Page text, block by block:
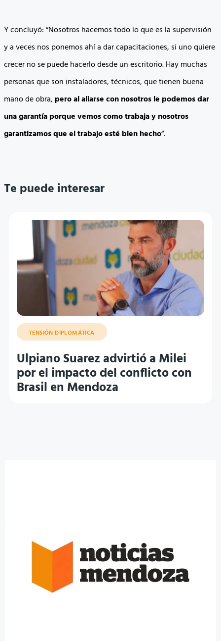
Y concluyó: “Nosotros hacemos todo lo que es la supervisión
y a veces nos ponemos ahí a dar capacitaciones, si uno quiere
crecer no se puede hacerlo desde un escritorio. Hay muchas
personas que son instaladores, técnicos, que tienen buena
mano de obra, pero al aliarse con nosotros le podemos dar
una garantía porque vemos como trabaja y nosotros
garantizamos que el trabajo esté bien hecho“.
Te puede interesar
TENSIÓN DIPLOMÁTICA
Ulpiano Suarez advirtió a Milei
por el impacto del conflicto con
Brasil en Mendoza